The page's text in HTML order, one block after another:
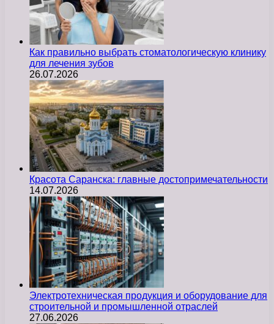
Как правильно выбрать стоматологическую клинику
для лечения зубов
26.07.2026
Красота Саранска: главные достопримечательности
14.07.2026
Электротехническая продукция и оборудование для
строительной и промышленной отраслей
27.06.2026